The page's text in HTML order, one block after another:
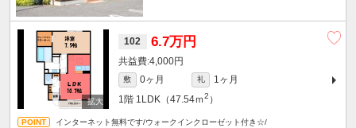
102 6.7万円
4,000円
敷 0ヶ月 礼
1ヶ月
1階 1LDK（47.54ｍ2 ）
インターネット無料です/ウォークインクローゼット付き☆/